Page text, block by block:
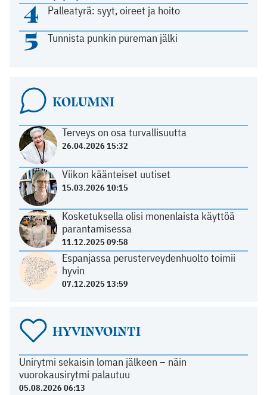
4 Palleatyrä: syyt, oireet ja hoito
5 Tunnista punkin pureman jälki
KOLUMNI
Terveys on osa turvallisuutta
26.04.2026 15:32
Viikon käänteiset uutiset
15.03.2026 10:15
Kosketuksella olisi monenlaista käyttöä
parantamisessa
11.12.2025 09:58
Espanjassa perusterveydenhuolto toimii
hyvin
07.12.2025 13:59
HYVINVOINTI
Unirytmi sekaisin loman jälkeen – näin
vuorokausirytmi palautuu
05.08.2026 06:13